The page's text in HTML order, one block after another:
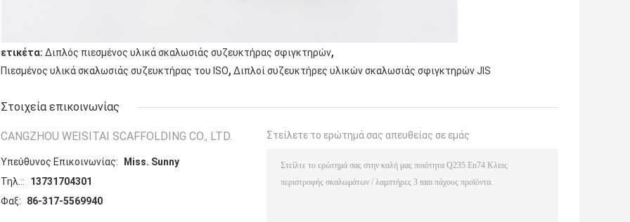
ετικέτα: Διπλός πιεσμένος υλικά σκαλωσιάς συζευκτήρας σφιγκτηρών,
Πιεσμένος υλικά σκαλωσιάς συζευκτήρας του ISO, Διπλοί συζευκτήρες υλικών σκαλωσιάς σφιγκτηρών JIS
Στοιχεία επικοινωνίας
CANGZHOU WEISITAI SCAFFOLDING CO., LTD.
Υπεύθυνος Επικοινωνίας:
Miss. Sunny
Τηλ.::
13731704301
Φαξ:
86-317-5569940
Στείλετε το ερώτημά σας απευθείας σε εμάς